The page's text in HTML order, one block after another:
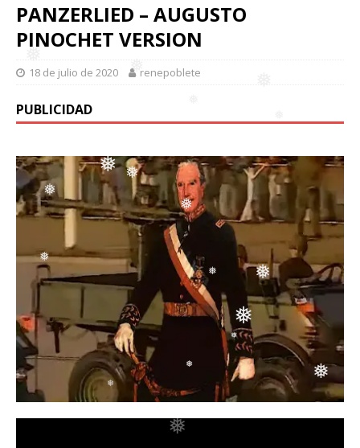
❅
❅
❅
❅
❅
❅
❅
❅
❅
❅
❅
PANZERLIED – AUGUSTO
PINOCHET VERSION
18 de julio de 2020 renepoblete
PUBLICIDAD